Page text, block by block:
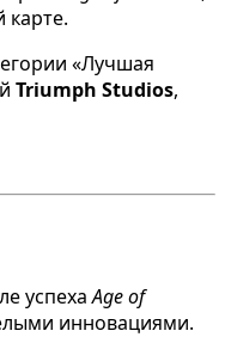
карте.
«Лучшая
Triumph Studios,
успехаAge of
инновациями.